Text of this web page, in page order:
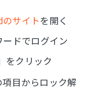
サイトを開く
ドでログイン
クリック
目からロック解